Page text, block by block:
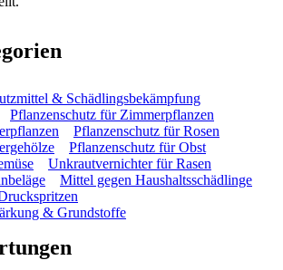
& Schädlingsbekämpfung
Pflanzenschutz für Zimmerpflanzen
Pflanzenschutz für Rosen
Pflanzenschutz für Obst
Unkrautvernichter für Rasen
Mittel gegen Haushaltsschädlinge
& Grundstoffe